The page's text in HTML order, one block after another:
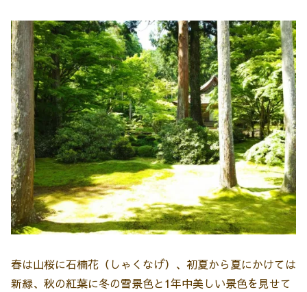
春は山桜に石楠花（しゃくなげ）、初夏から夏にかけては
新緑、秋の紅葉に冬の雪景色と1年中美しい景色を見せて